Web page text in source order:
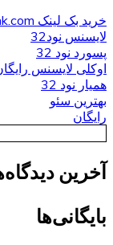
خرید بک لینک behtarinbacklink.com
لایسنس نود32
پسورد نود 32
اوکلی لایسنس رایگان
همیار نود 32
بهترین سئو
رایگان
آخرین
بایگانی‌ها